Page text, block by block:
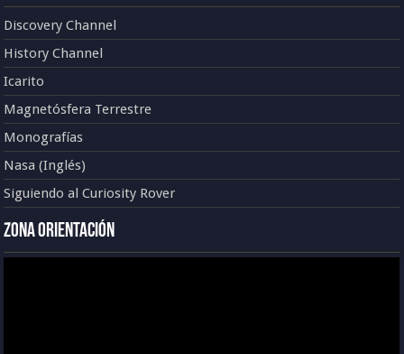
Discovery Channel
History Channel
Icarito
Magnetósfera Terrestre
Monografías
Nasa (Inglés)
Siguiendo al Curiosity Rover
Zona Orientación